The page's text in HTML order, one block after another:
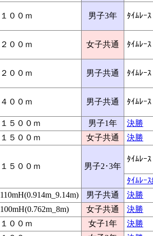
１００ｍ
男子3年
ﾀｲﾑﾚｰｽ
２００ｍ
女子共通
ﾀｲﾑﾚｰｽ
２００ｍ
男子共通
ﾀｲﾑﾚｰｽ
４００ｍ
男子共通
ﾀｲﾑﾚｰｽ
１５００ｍ 男子1年
決勝
１５００ｍ 女子共通
決勝
１５００ｍ
男子2･3年
ﾀｲﾑﾚｰｽ
ﾀｲﾑﾚｰ
110mH(0.914m_9.14m) 男子共通
決勝
100mH(0.762m_8m) 女子共通
決勝
１００ｍ 女子1年
決勝